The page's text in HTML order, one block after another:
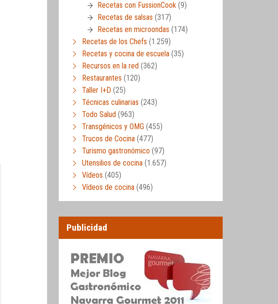
Recetas con FussionCook (9)
Recetas de salsas (317)
Recetas en microondas (174)
Recetas de los Chefs (1.259)
Recetas y cocina de escuela (35)
Recursos en la red (362)
Restaurantes (120)
Taller I+D (25)
Técnicas culinarias (243)
Todo Salud (963)
Transgénicos y OMG (455)
Trucos de Cocina (477)
Turismo gastronómico (97)
Utensilios de cocina (1.657)
Vídeos (405)
Vídeos de cocina (496)
Publicidad